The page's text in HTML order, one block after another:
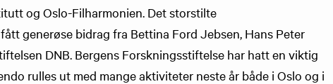
og Oslo-Filharmonien. Det storstilte
generøse bidrag fra Bettina Ford Jebsen, Hans Peter
DNB. Bergens Forskningsstiftelse har hatt en viktig
rulles ut med mange aktiviteter neste år både i Oslo og i